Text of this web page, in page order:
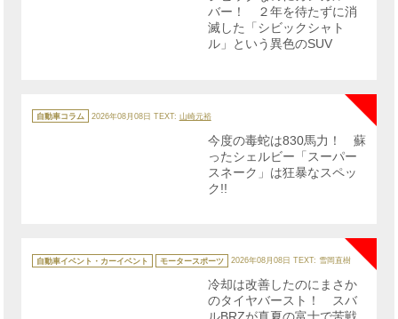
バー！ ２年を待たずに消
滅した「シビックシャト
ル」という異色のSUV
テ
ゴ
自動車コラム 2026年08月08日 TEXT: 山崎元裕
今度の毒蛇は830馬力！ 蘇
ったシェルビー「スーパー
スネーク」は狂暴なスペッ
ク!!
テ
ゴ
自動車イベント・カーイベント モータースポーツ 2026年08月08日 TEXT: 雪岡直樹
冷却は改善したのにまさか
のタイヤバースト！ スバ